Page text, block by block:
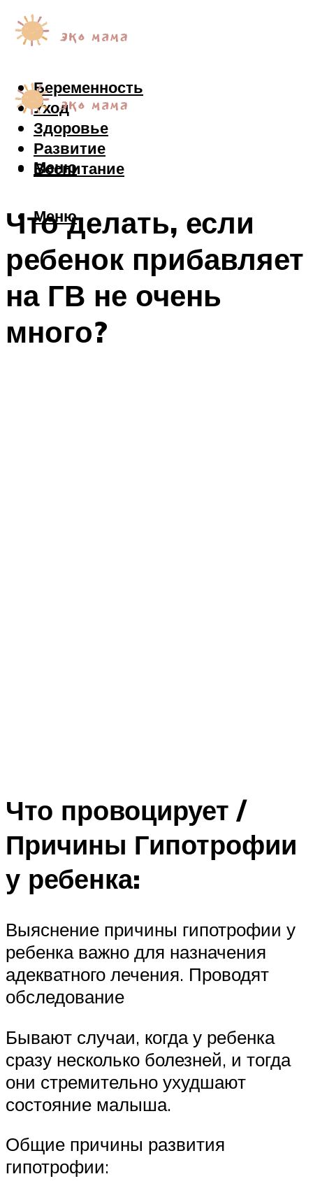
Беременность
Уход
Здоровье
Развитие
Воспитание
Меню
Меню
Что делать, если
ребенок прибавляет
на ГВ не очень
много?
Что провоцирует /
Причины Гипотрофии
у ребенка:
Выяснение причины гипотрофии у
ребенка важно для назначения
адекватного лечения. Проводят
обследование
Бывают случаи, когда у ребенка
сразу несколько болезней, и тогда
они стремительно ухудшают
состояние малыша.
Общие причины развития
гипотрофии: